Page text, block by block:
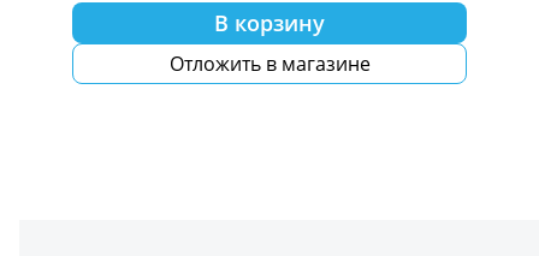
В корзину
Отложить в магазине